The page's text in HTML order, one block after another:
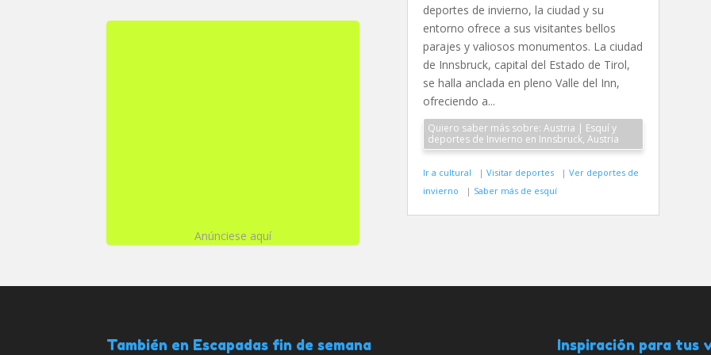
Anúnciese aquí
deportes de invierno, la ciudad y su
entorno ofrece a sus visitantes bellos
parajes y valiosos monumentos. La ciudad
de Innsbruck, capital del Estado de Tirol,
se halla anclada en pleno Valle del Inn,
ofreciendo a...
Quiero saber más sobre: Austria | Esquí y
deportes de Invierno en Innsbruck, Austria
Ir a cultural | Visitar deportes | Ver deportes de
invierno
| Saber más de esquí
También en Escapadas fin de semana Inspiración para tus